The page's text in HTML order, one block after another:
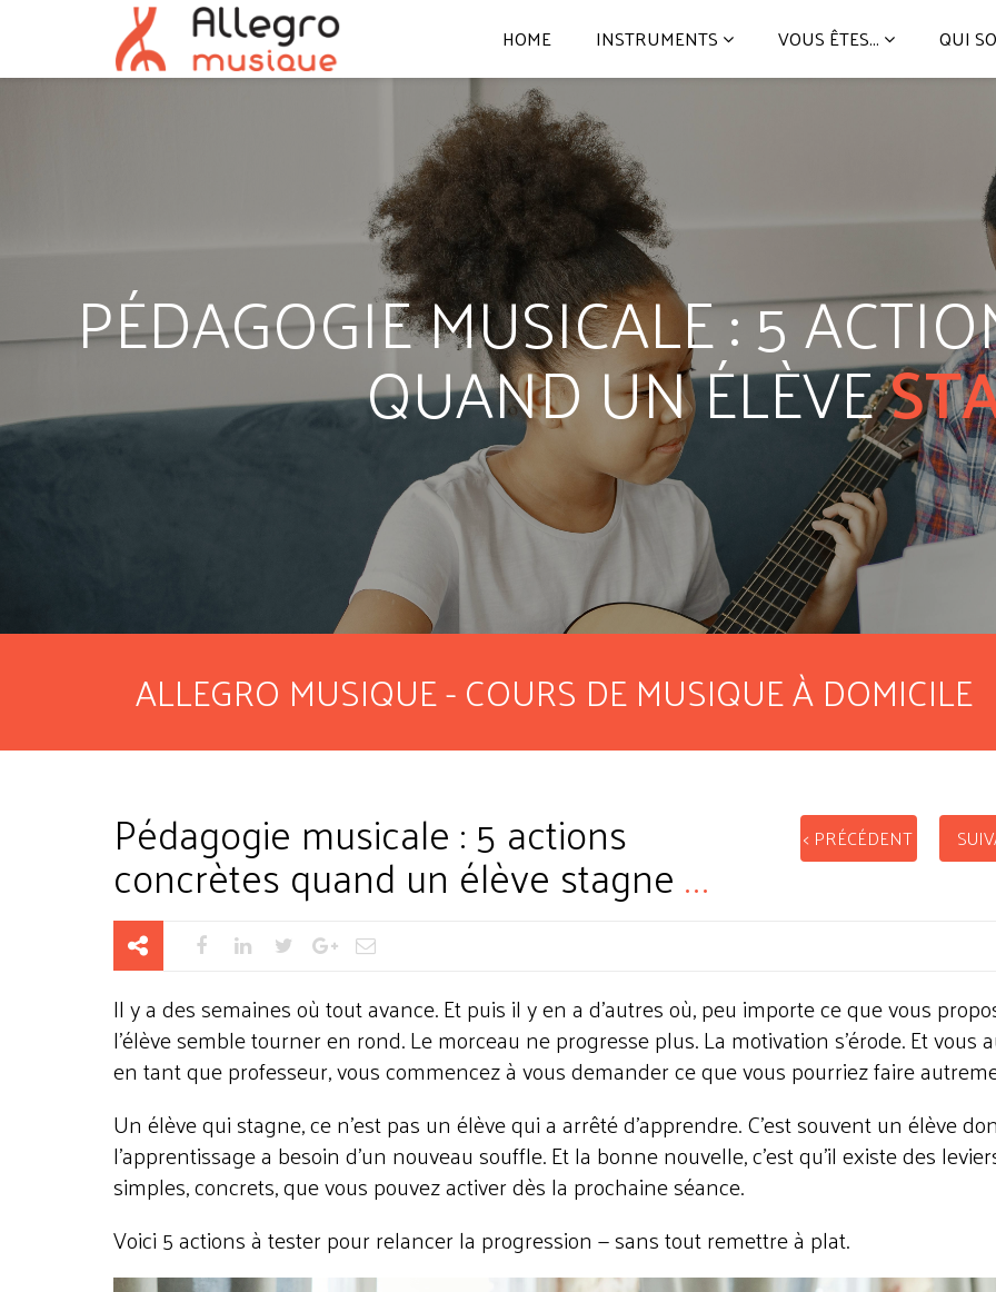
HOME INSTRUMENTS VOUS ÊTES... QUI
PÉDAGOGIE MUSICALE : 5
QUAND UN ÉLÈVE
ALLEGRO MUSIQUE - COURS DE MUSIQUE À DOMICILE
Pédagogie musicale : 5 actions
concrètes quand un élève stagne...
< PRÉCÉDENT
Il y a des semaines où tout avance. Et puis il y en a d'autres où, peu importe ce que vous
l'élève semble tourner en rond. Le morceau ne progresse plus. La motivation s'érode. Et vous
en tant que professeur, vous commencez à vous demander ce que vous pourriez faire
Un élève qui stagne, ce n'est pas un élève qui a arrêté d'apprendre. C'est souvent un élève
l'apprentissage a besoin d'un nouveau souffle. Et la bonne nouvelle, c'est qu'il existe des
simples, concrets, que vous pouvez activer dès la prochaine séance.
Voici 5 actions à tester pour relancer la progression — sans tout remettre à plat.